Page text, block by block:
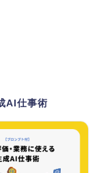
AI仕事術